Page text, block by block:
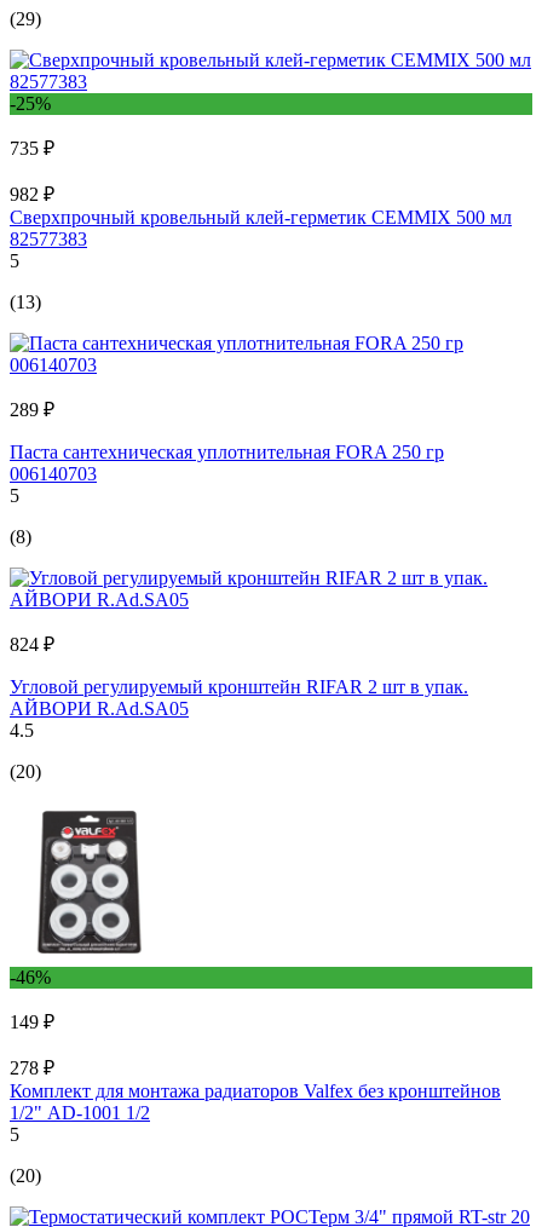
(29)
-25%
735 ₽
982 ₽
Сверхпрочный кровельный клей-герметик CEMMIX 500 мл
82577383
5
(13)
289 ₽
Паста сантехническая уплотнительная FORA 250 гр
006140703
5
(8)
824 ₽
Угловой регулируемый кронштейн RIFAR 2 шт в упак.
АЙВОРИ R.Ad.SA05
4.5
(20)
-46%
149 ₽
278 ₽
Комплект для монтажа радиаторов Valfex без кронштейнов
1/2" AD-1001 1/2
5
(20)